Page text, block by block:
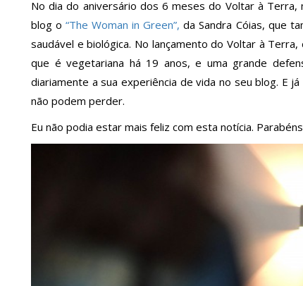
No dia do aniversário dos 6 meses do Voltar à
blog o“The Woman in Green”, da Sandra Cóias, que
saudável e biológica. No lançamento do Voltar à
que é vegetariana há 19 anos, e uma grande
diariamente a sua experiência de vida no seu blog. E
não podem perder.
Eu não podia estar mais feliz com esta notícia.